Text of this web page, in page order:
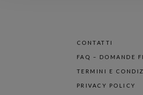
CONTATTI
FAQ – DOMANDE
TERMINI E
PRIVACY POLICY